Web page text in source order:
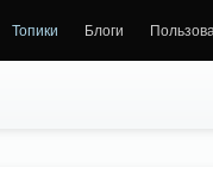
Топики Блоги